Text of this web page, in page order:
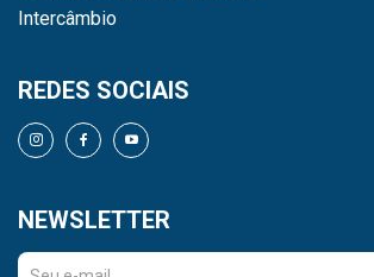
Intercâmbio
REDES SOCIAIS
NEWSLETTER